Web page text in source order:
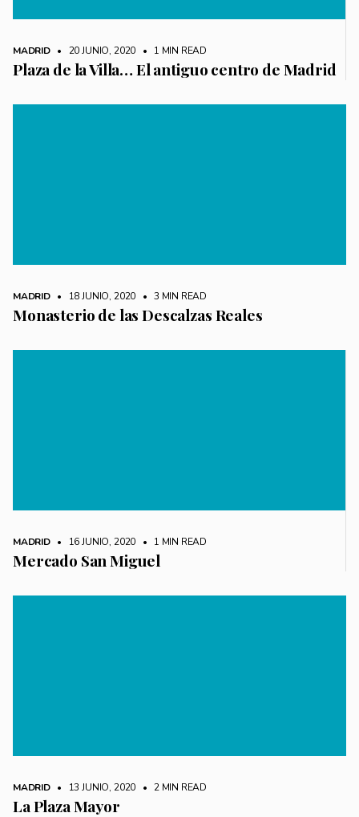
MADRID • 20 JUNIO, 2020 • 1 MIN READ
Plaza de la Villa… El antiguo centro de Madrid
MADRID • 18 JUNIO, 2020 • 3 MIN READ
Monasterio de las Descalzas Reales
MADRID • 16 JUNIO, 2020 • 1 MIN READ
Mercado San Miguel
MADRID • 13 JUNIO, 2020 • 2 MIN READ
La Plaza Mayor